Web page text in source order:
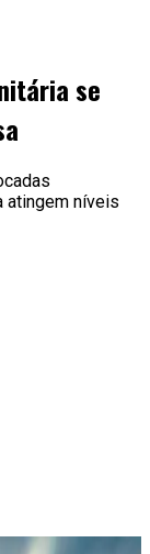
se
atingem níveis